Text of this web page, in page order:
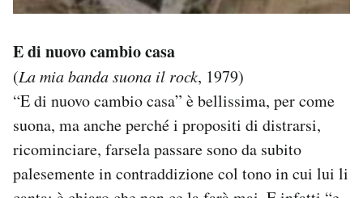
E di nuovo cambio casa
(La mia banda suona il rock, 1979)
“E di nuovo cambio casa” è bellissima, per come
suona, ma anche perché i propositi di distrarsi,
ricominciare, farsela passare sono da subito
palesemente in contraddizione col tono in cui lui li